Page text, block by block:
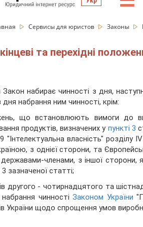
Сервисы для юристов Законы
та перехідні
набирає чинності з дня,
дня набрання ним чинності, крім:
що встановлюють вимоги до
продуктів, визначених упункті 3
"Інтелектуальна власність" розділу
з однієї сторони, та
державами-членами, з іншої сторони,
3 зазначеної статті;
другого - чотирнадцятого та
чинностіЗаконом України
України щодо спрощення умов